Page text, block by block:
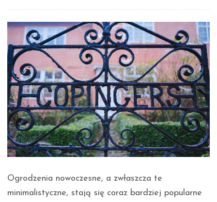
Ogrodzenia nowoczesne, a zwłaszcza te
minimalistyczne, stają się coraz bardziej popularne